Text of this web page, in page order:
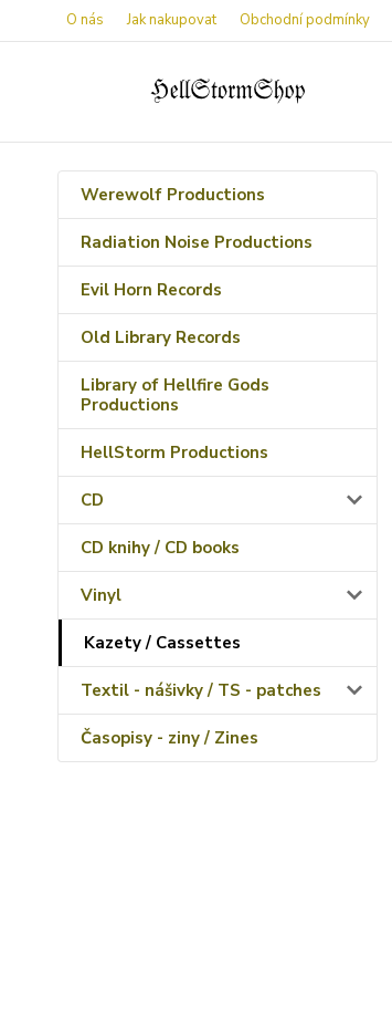
O nás Jak nakupovat Obchodní podmínky
Werewolf Productions
Radiation Noise Productions
Evil Horn Records
Old Library Records
Library of Hellfire Gods
Productions
HellStorm Productions
CD
CD knihy / CD books
Vinyl
Kazety / Cassettes
Textil - nášivky / TS - patches
Časopisy - ziny / Zines